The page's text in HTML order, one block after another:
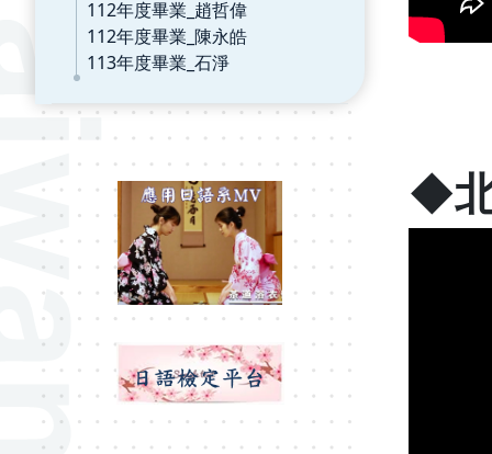
112年度畢業_趙哲偉
112年度畢業_陳永皓
113年度畢業_石淨
◆